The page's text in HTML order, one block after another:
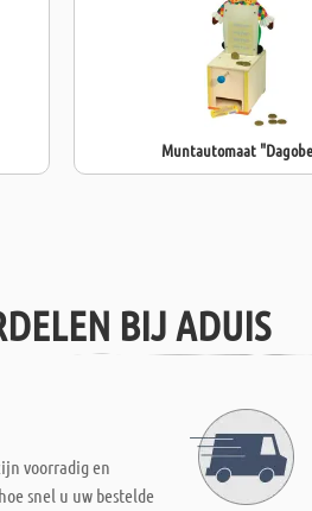
Muntautomaat
BIJ ADUIS
voorradig en
snel u uw bestelde